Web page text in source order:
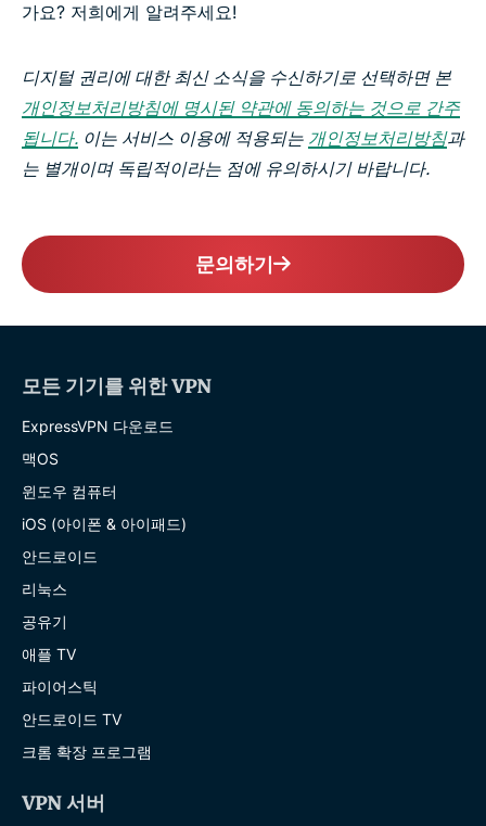
가요? 저희에게 알려주세요!
디지털 권리에 대한 최신 소식을 수신하기로 선택하면 본
개인정보처리방침에 명시된 약관에 동의하는 것으로 간주
됩니다. 이는 서비스 이용에 적용되는 개인정보처리방침과
는 별개이며 독립적이라는 점에 유의하시기 바랍니다.
문의하기
모든 기기를 위한 VPN
ExpressVPN 다운로드
맥OS
윈도우 컴퓨터
iOS (아이폰 & 아이패드)
안드로이드
리눅스
공유기
애플 TV
파이어스틱
안드로이드 TV
크롬 확장 프로그램
VPN 서버